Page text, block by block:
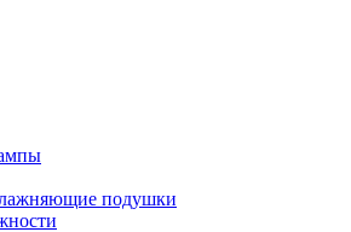
подушки